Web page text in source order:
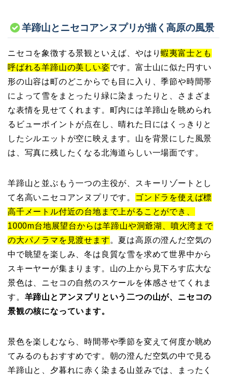
羊蹄山とニセコアンヌプリが描く高原の風景
ニセコを象徴する景観といえば、やはり蝦夷富士とも
呼ばれる羊蹄山の美しい姿です。富士山に似た円すい
形の山容は町のどこからでも目に入り、季節や時間帯
によって雪をまとったり緑に染まったりと、さまざま
な表情を見せてくれます。町内には羊蹄山を眺められ
るビューポイントが点在し、晴れた日にはくっきりと
したシルエットが空に映えます。山を背景にした風景
は、写真に残したくなる北海道らしい一場面です。
羊蹄山と並ぶもう一つの主役が、スキーリゾートとし
て名高いニセコアンヌプリです。
ゴンドラを使えば標
高千メートル付近の台地まで上がることができ、
1000m台地展望台からは羊蹄山や洞爺湖、噴火湾まで
の大パノラマを見渡せます 。夏は高原の澄んだ空気の
中で眺望を楽しみ、冬は良質な雪を求めて世界中から
スキーヤーが集まります。山の上から見下ろす広大な
景色は、ニセコの自然のスケールを体感させてくれま
す。 羊蹄山とアンヌプリという二つの山が、ニセコの
景観の核になっています。
景色を楽しむなら、時間帯や季節を変えて何度か眺め
てみるのもおすすめです。朝の澄んだ空気の中で見る
羊蹄山と、夕暮れに赤く染まる山並みでは、まったく